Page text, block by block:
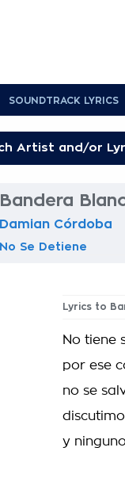
SOUNDTRACK LYRICS
Bandera
Damian Córdoba
No Se Detiene
Lyrics to
No tiene
por ese
no se
y